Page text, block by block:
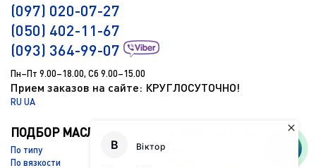
(097) 020-07-27
(050) 402-11-67
(093) 364-99-07
Пн–Пт 9.00–18.00, Сб 9.00–15.00
Прием заказов на сайте: КРУГЛОСУТОЧНО!
RU UA
ПОДБОР МАСЛА
По типу
По вязкости